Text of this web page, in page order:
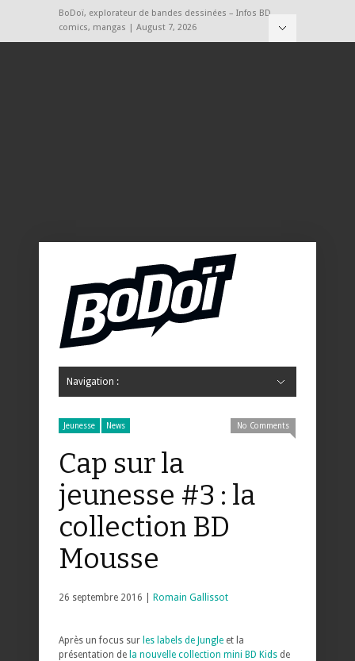
BoDoï, explorateur de bandes dessinées – Infos BD,
comics, mangas | August 7, 2026
Navigation :
Jeunesse News No Comments
Cap sur la
jeunesse #3 : la
collection BD
Mousse
26 septembre 2016 | Romain Gallissot
Après un focus sur les labels de Jungle et la
présentation de la nouvelle collection mini BD Kids de